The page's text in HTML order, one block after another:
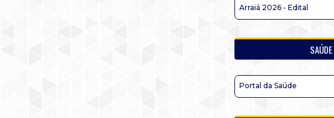
Arraiá 2026 - Edital
SAÚDE
Portal da Saúde